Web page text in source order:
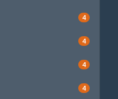
4
4
4
4